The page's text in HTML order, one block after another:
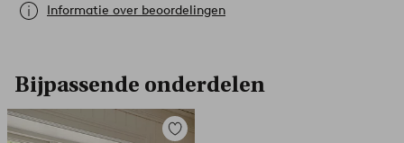
Informatie over beoordelingen
Bijpassende onderdelen
Toevoegen